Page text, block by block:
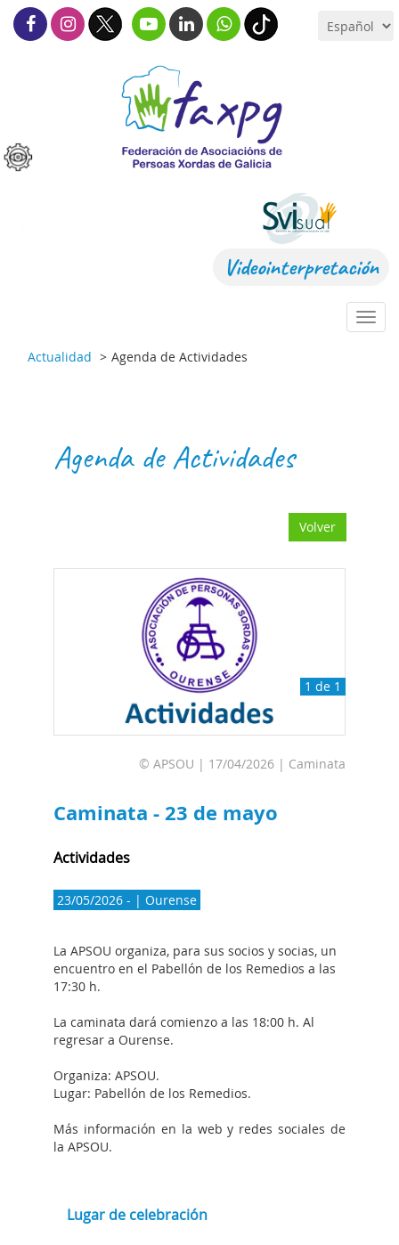
Videointerpretación
Actualidad
Agenda de Actividades
Agenda de Actividades
Volver
1 de 1
© APSOU | 17/04/2026 | Caminata
Caminata - 23 de mayo
Actividades
23/05/2026 - | Ourense
La APSOU organiza, para sus socios y socias, un
encuentro en el Pabellón de los Remedios a las
17:30 h.
La caminata dará comienzo a las 18:00 h. Al
regresar a Ourense.
Organiza: APSOU.
Lugar: Pabellón de los Remedios.
Más información en la web y redes sociales de
la APSOU.
Lugar de celebración